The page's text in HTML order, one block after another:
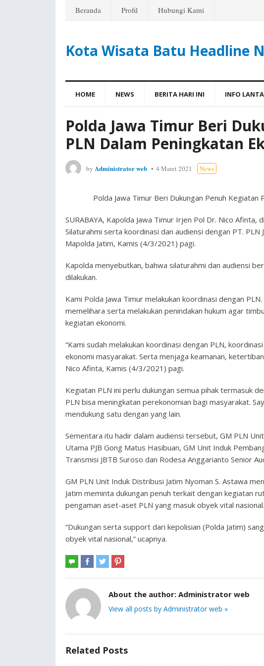
Beranda Profil Hubungi Kami
Kota Wisata Batu Headline
HOME NEWS BERITA HARI INI INFO
Polda Jawa Timur Beri
PLN Dalam Peningkatan
by Administrator web 4 Maret 2021 News
Polda Jawa Timur Beri Dukungan Penuh
SURABAYA, Kapolda Jawa Timur Irjen Pol Dr. Nico Afinta,
Silaturahmi serta koordinasi dan audiensi dengan PT.
Mapolda Jatim, Kamis (4/3/2021) pagi.
Kapolda menyebutkan, bahwa silaturahmi dan audiensi
dilakukan.
Kami Polda Jawa Timur melakukan koordinasi dengan
memelihara serta melakukan penindakan hukum agar
kegiatan ekonomi.
“Kami sudah melakukan koordinasi dengan PLN,
ekonomi masyarakat. Serta menjaga keamanan,
Nico Afinta, Kamis (4/3/2021) pagi.
Kegiatan PLN ini perlu dukungan semua pihak termasuk
PLN bisa meningkatan perekonomian bagi masyarakat.
mendukung satu dengan yang lain.
Sementara itu hadir dalam audiensi tersebut, GM PLN
Utama PJB Gong Matus Hasibuan, GM Unit Induk
Transmisi JBTB Suroso dan Rodesa Anggarianto Senior
GM PLN Unit Induk Distribusi Jatim Nyoman S. Astawa
Jatim meminta dukungan penuh terkait dengan kegiatan
pengaman aset-aset PLN yang masuk obyek vital nasional.
“Dukungan serta support dari kepolisian (Polda Jatim)
obyek vital nasional,” ucapnya.
About the author: Administrator web
View all posts by Administrator web »
Related Posts